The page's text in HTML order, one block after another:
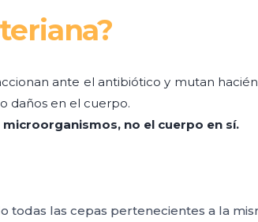
ante el antibiótico y mutan
daños en el cuerpo.
no el cuerpo en sí.
todas las cepas pertenecientes a la